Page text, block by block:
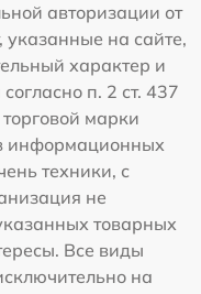
авторизации от
на сайте,
характер и
п. 2 ст. 437
марки
информационных
техники, с
не
товарных
Все виды
на